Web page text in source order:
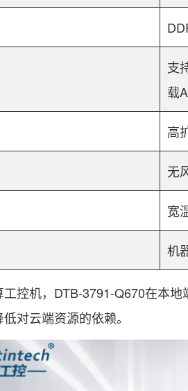
支
载
高
无
宽
机
机，DTB-3791-Q670在本地
对云端资源的依赖。